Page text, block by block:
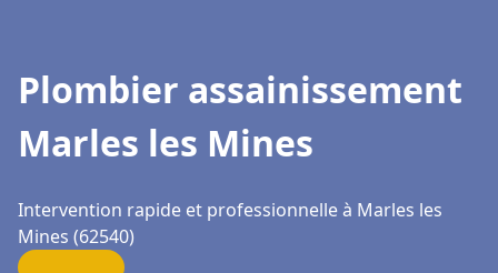
Plombier assainissement
Marles les Mines
Intervention rapide et professionnelle à Marles les
Mines (62540)